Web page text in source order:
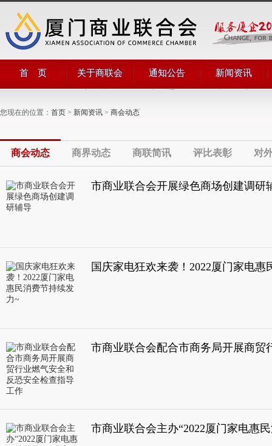
首 页 关于商联会
管理团队
商会章程
通知公告 新闻资讯
您现在的位置： 首页 > 新闻资讯 > 商会动态
商会动态 商界动态 商联简讯 评比表彰 对
市商业联合会开展绿色商场创建调研
国庆家电狂欢来袭！2022厦门家电惠
市商业联合会主办“2022厦门家电惠